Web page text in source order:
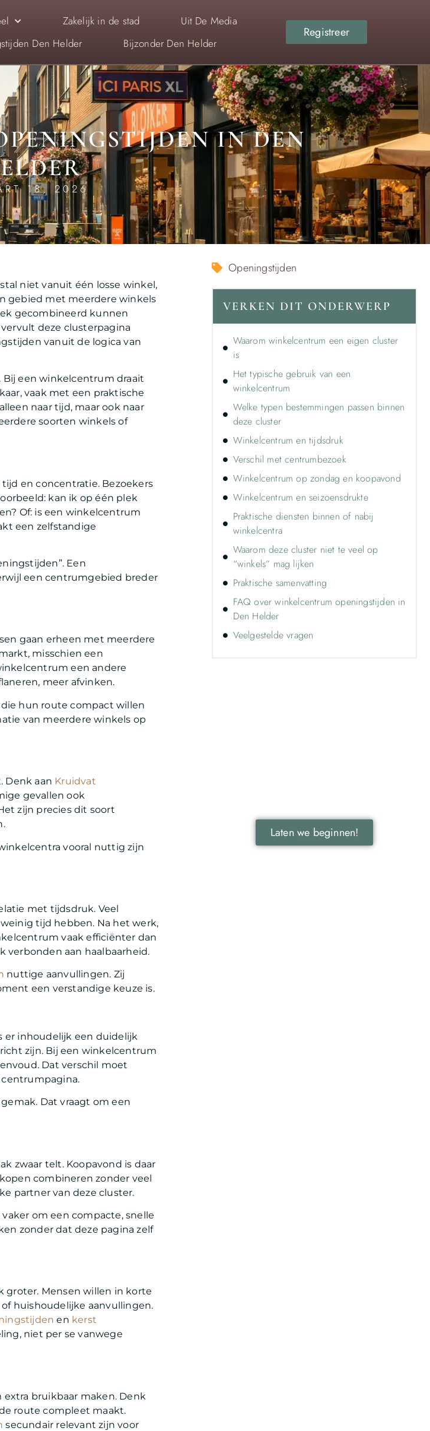
Zakelijk in de stad
Uit De Media
Den Helder
Bijzonder Den Helder
Registreer
IN DEN
18, 2026
niet vanuit één losse winkel,
gebied met meerdere winkels
gecombineerd kunnen
deze clusterpagina
vanuit de logica van
Bij een winkelcentrum draait
vaak met een praktische
naar tijd, maar ook naar
soorten winkels of
en concentratie. Bezoekers
kan ik op één plek
Of: is een winkelcentrum
een zelfstandige
Een
een centrumgebied breder
gaan erheen met meerdere
misschien een
een andere
meer afvinken.
hun route compact willen
van meerdere winkels op
Denk aan Kruidvat
gevallen ook
zijn precies dit soort
vooral nuttig zijn
met tijdsdruk. Veel
tijd hebben. Na het werk,
vaak efficiënter dan
verbonden aan haalbaarheid.
nuttige aanvullingen. Zij
een verstandige keuze is.
er inhoudelijk een duidelijk
zijn. Bij een winkelcentrum
Dat verschil moet
Dat vraagt om een
zwaar telt. Koopavond is daar
combineren zonder veel
partner van deze cluster.
om een compacte, snelle
zonder dat deze pagina zelf
groter. Mensen willen in korte
huishoudelijke aanvullingen.
en kerst
niet per se vanwege
bruikbaar maken. Denk
route compleet maakt.
secundair relevant zijn voor
Openingstijden
VERKEN DIT ONDERWERP
Waarom winkelcentrum een eigen cluster
is
Het typische gebruik van een
winkelcentrum
Welke typen bestemmingen passen binnen
deze cluster
Winkelcentrum en tijdsdruk
Verschil met centrumbezoek
Winkelcentrum op zondag en koopavond
Winkelcentrum en seizoensdrukte
Praktische diensten binnen of nabij
winkelcentra
Waarom deze cluster niet te veel op
“winkels” mag lijken
Praktische samenvatting
FAQ over winkelcentrum openingstijden in
Den Helder
Veelgestelde vragen
Laten we beginnen!